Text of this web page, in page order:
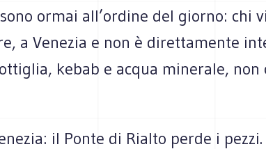
ormai all’ordine del giorno: chi
a Venezia e non è direttamente
kebab e acqua minerale, non
il Ponte di Rialto perde i pezzi.